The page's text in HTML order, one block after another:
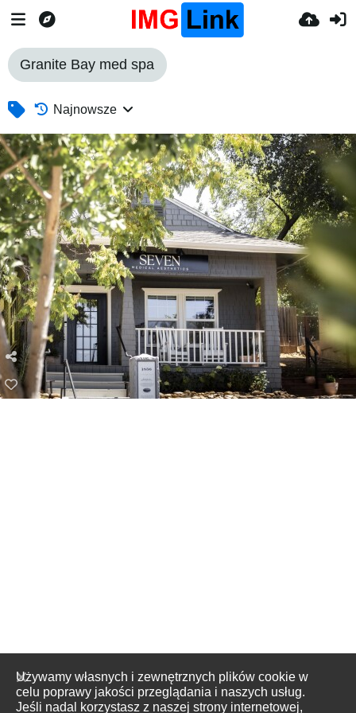
Granite Bay med spa
Najnowsze
Używamy własnych i zewnętrznych plików cookie w
celu poprawy jakości przeglądania i naszych usług.
Jeśli nadal korzystasz z naszej strony internetowej,